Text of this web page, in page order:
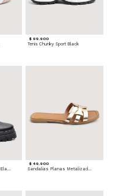
$ 99.900
Tenis Chunky Sport Black
Botines con Suela Gruesa Elastizada
$ 49.900
Sandalias Planas Metalizadas